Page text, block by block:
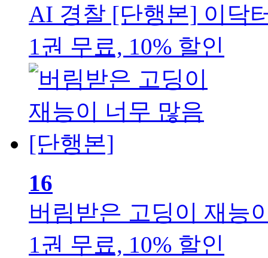
AI 경찰 [단행본] 이닥
1권 무료, 10% 할인
16
버림받은 고딩이 재능
1권 무료, 10% 할인